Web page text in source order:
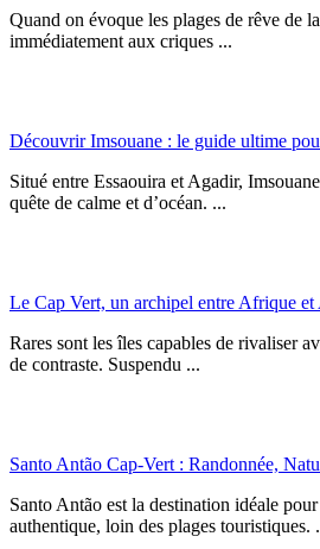
Quand on évoque les plages de rêve de
immédiatement aux criques ...
Découvrir Imsouane : le guide ultime
Situé entre Essaouira et Agadir,
quête de calme et d’océan. ...
Le Cap Vert, un archipel entre Afrique
Rares sont les îles capables de rivaliser
de contraste. Suspendu ...
Santo Antão Cap-Vert : Randonnée,
Santo Antão est la destination idéale
authentique, loin des plages touristiques.